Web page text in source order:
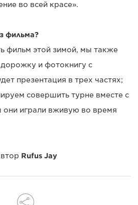
во всей красе».
фильма?
фильм этой зимой, мы также
и фотокнигу с
презентация в трех частях;
совершить турне вместе с
они играли вживую во время
Rufus Jay